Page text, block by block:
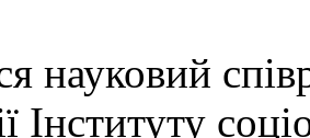
науковий
Інституту